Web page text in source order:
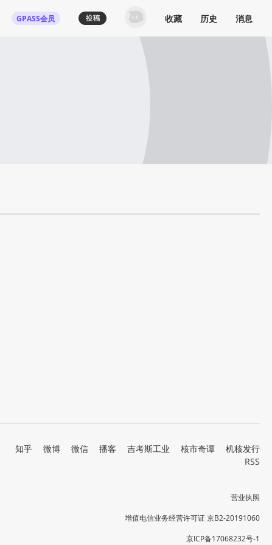
GPASS会员 收藏 历史 消息
知乎 微博 微信 播客 吉考斯工业 核市奇谭
机核发行
RSS
营业执照
增值电信业务经营许可证 京B2-20191060
京ICP备17068232号-1